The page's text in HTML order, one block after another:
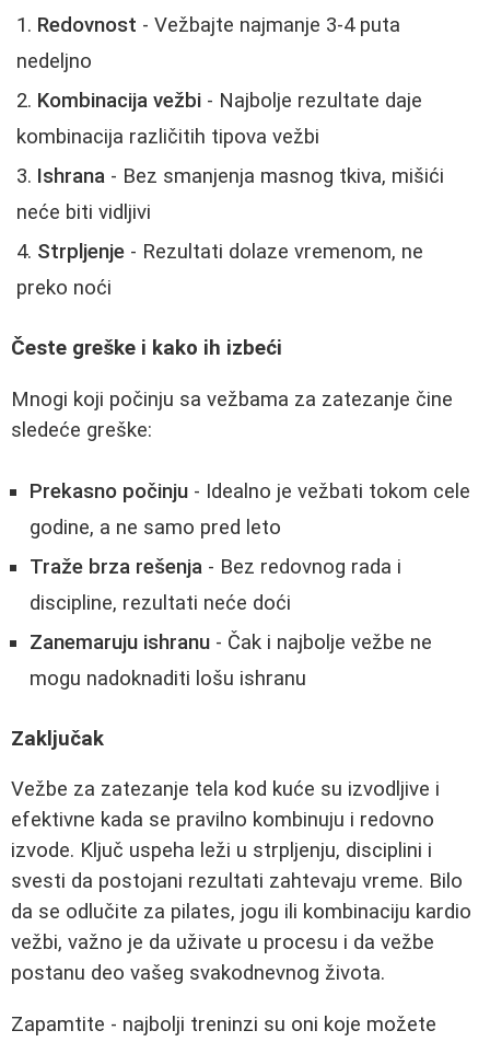
Redovnost - Vežbajte najmanje 3-4 puta
nedeljno
Kombinacija vežbi - Najbolje rezultate daje
kombinacija različitih tipova vežbi
Ishrana - Bez smanjenja masnog tkiva, mišići
neće biti vidljivi
Strpljenje - Rezultati dolaze vremenom, ne
preko noći
Česte greške i kako ih izbeći
Mnogi koji počinju sa vežbama za zatezanje čine
sledeće greške:
Prekasno počinju - Idealno je vežbati tokom cele
godine, a ne samo pred leto
Traže brza rešenja - Bez redovnog rada i
discipline, rezultati neće doći
Zanemaruju ishranu - Čak i najbolje vežbe ne
mogu nadoknaditi lošu ishranu
Zaključak
Vežbe za zatezanje tela kod kuće su izvodljive i
efektivne kada se pravilno kombinuju i redovno
izvode. Ključ uspeha leži u strpljenju, disciplini i
svesti da postojani rezultati zahtevaju vreme. Bilo
da se odlučite za pilates, jogu ili kombinaciju kardio
vežbi, važno je da uživate u procesu i da vežbe
postanu deo vašeg svakodnevnog života.
Zapamtite - najbolji treninzi su oni koje možete